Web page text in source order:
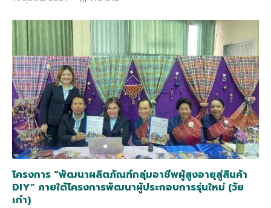
โครงการ “พัฒนาผลิตภัณฑ์กลุ่มอาชีพผู้สูงอายุสู่สินค้า
DIY” ภายใต้โครงการพัฒนาผู้ประกอบการรุ่นใหม่ (วัย
เก๋า)